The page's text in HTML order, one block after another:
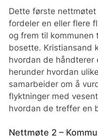
Dette første
fordeler en eller flere
og frem til kommunen
bosette. Kristiansand
hvordan de håndterer
herunder hvordan
samarbeider om å
flyktninger med
hvordan de treffer en
Nettmøte 2 –